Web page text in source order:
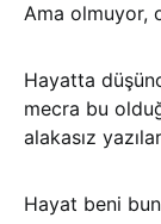
Ama olmuyor,
Hayatta
mecra bu
alakasız
Hayat beni